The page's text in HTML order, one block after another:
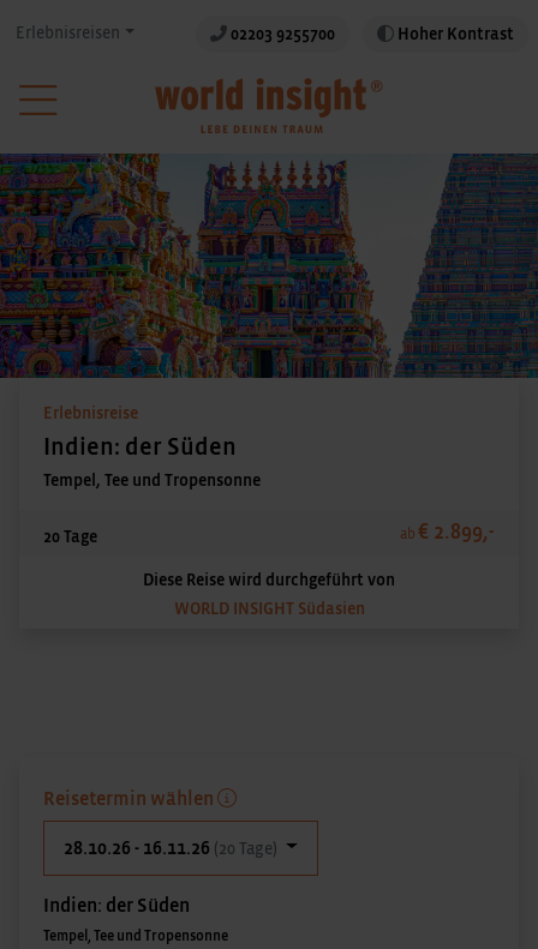
Erlebnisreisen 02203 9255700 Hoher Kontrast
Erlebnisreise
Indien: der Süden
Tempel, Tee und Tropensonne
20 Tage ab € 2.899,-
Diese Reise wird durchgeführt von
WORLD INSIGHT Südasien
Reisetermin wählen
28.10.26 - 16.11.26 (20 Tage)
Indien: der Süden
Tempel, Tee und Tropensonne